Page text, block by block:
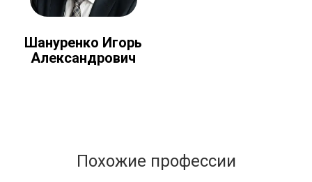
Шануренко Игорь
Александрович
Похожие профессии